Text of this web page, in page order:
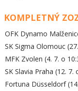
KOMPLETNÝ
OFK Dynamo
SK Sigma Olomouc
MFK Zvolen (4. 7. o
SK Slavia Praha (12. 7.
Fortuna Düsseldorf